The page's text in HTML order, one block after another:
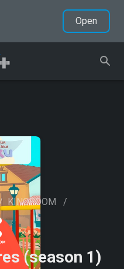
Open
KINOROOM /
(season 1)